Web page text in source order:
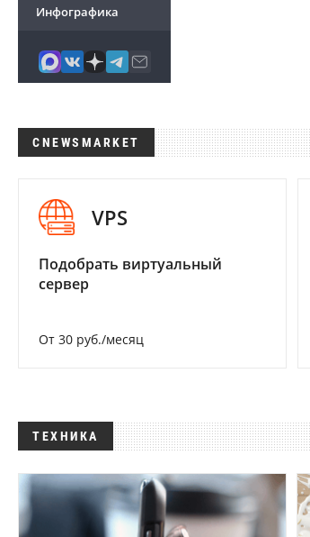
Инфографика
CNEWSMARKET
VPS
Подобрать виртуальный
сервер
От 30 руб./месяц
ТЕХНИКА